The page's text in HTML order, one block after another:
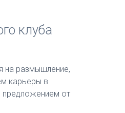
клуба
на размышление,
карьеры в
от